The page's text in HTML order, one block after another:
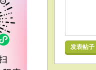
发表帖子